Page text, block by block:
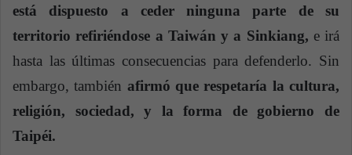
está dispuesto a ceder ninguna parte de su
territorio refiriéndose a Taiwán y a Sinkiang, e irá
hasta las últimas consecuencias para defenderlo. Sin
embargo, también afirmó que respetaría la cultura,
religión, sociedad, y la forma de gobierno de
Taipéi.